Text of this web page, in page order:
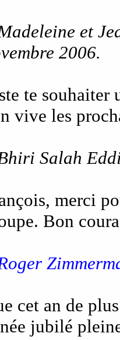
et
2006.
te souhaiter
vive les
Salah
merci
Bon
cet an de
jubilé